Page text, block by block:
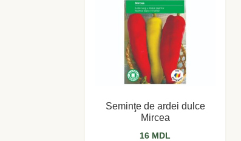
Seminţe de ardei dulce
Mircea
16 MDL